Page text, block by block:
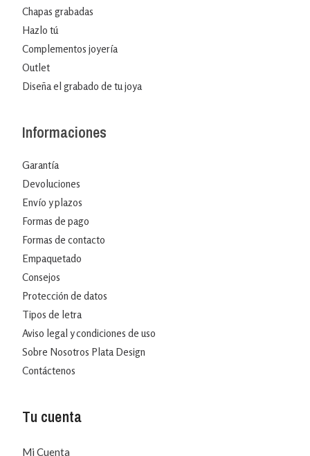
Chapas grabadas
Hazlo tú
Complementos joyería
Outlet
Diseña el grabado de tu joya
Informaciones
Garantía
Devoluciones
Envío y plazos
Formas de pago
Formas de contacto
Empaquetado
Consejos
Protección de datos
Tipos de letra
Aviso legal y condiciones de uso
Sobre Nosotros Plata Design
Contáctenos
Tu cuenta
Mi Cuenta